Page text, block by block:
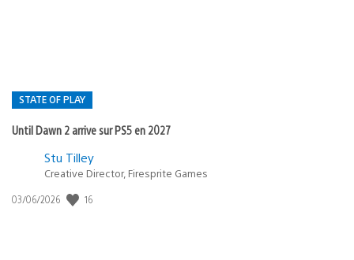
STATE OF PLAY
Until Dawn 2 arrive sur PS5 en 2027
Postée
:
Stu Tilley
Creative Director, Firesprite Games
Date
03/06/2026 16